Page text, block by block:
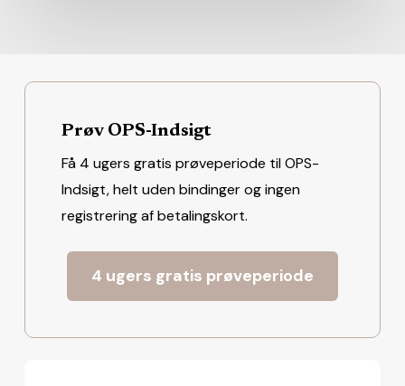
Prøv OPS-Indsigt
Få 4 ugers gratis prøveperiode til OPS-
Indsigt, helt uden bindinger og ingen
registrering af betalingskort.
4 ugers gratis prøveperiode